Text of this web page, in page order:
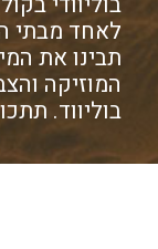
לאחד מבתי
תבינו את
המוזיקה
בוליווד.